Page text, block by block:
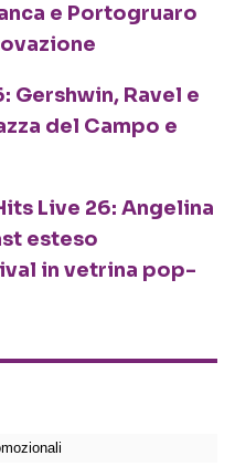
e Portogruaro
Gershwin, Ravel e
del Campo e
Live 26: Angelina
esteso
in vetrina pop-